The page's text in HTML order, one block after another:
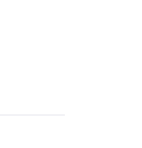
Manis